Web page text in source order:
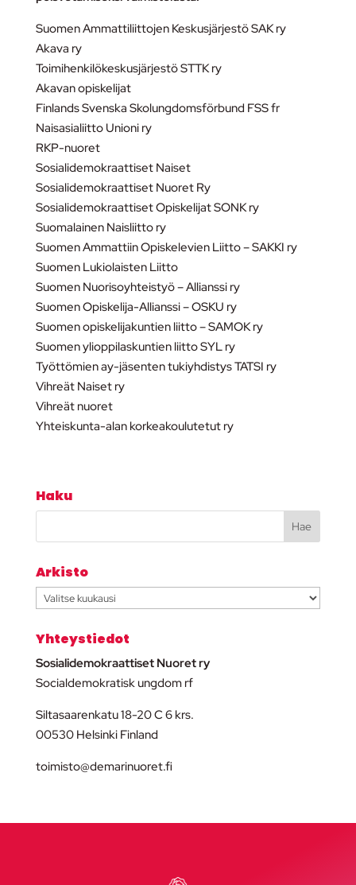
Suomen Ammattiliittojen Keskusjärjestö SAK ry
Akava ry
Toimihenkilökeskusjärjestö STTK ry
Akavan opiskelijat
Finlands Svenska Skolungdomsförbund FSS fr
Naisasialiitto Unioni ry
RKP-nuoret
Sosialidemokraattiset Naiset
Sosialidemokraattiset Nuoret Ry
Sosialidemokraattiset Opiskelijat SONK ry
Suomalainen Naisliitto ry
Suomen Ammattiin Opiskelevien Liitto – SAKKI ry
Suomen Lukiolaisten Liitto
Suomen Nuorisoyhteistyö – Allianssi ry
Suomen Opiskelija-Allianssi – OSKU ry
Suomen opiskelijakuntien liitto – SAMOK ry
Suomen ylioppilaskuntien liitto SYL ry
Työttömien ay-jäsenten tukiyhdistys TATSI ry
Vihreät Naiset ry
Vihreät nuoret
Yhteiskunta-alan korkeakoulutetut ry
Haku
Arkisto
Arkisto
Yhteystiedot
Sosialidemokraattiset Nuoret ry
Socialdemokratisk ungdom rf
Siltasaarenkatu 18-20 C 6 krs.
00530 Helsinki Finland
toimisto@demarinuoret.fi